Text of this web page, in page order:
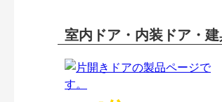
室内ドア・内装ドア・